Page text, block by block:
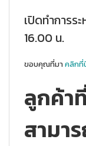
เปิดทำการร
16.00 น.
ขอบคุณที่มาคลิกที่
ลูกค้า
สามา